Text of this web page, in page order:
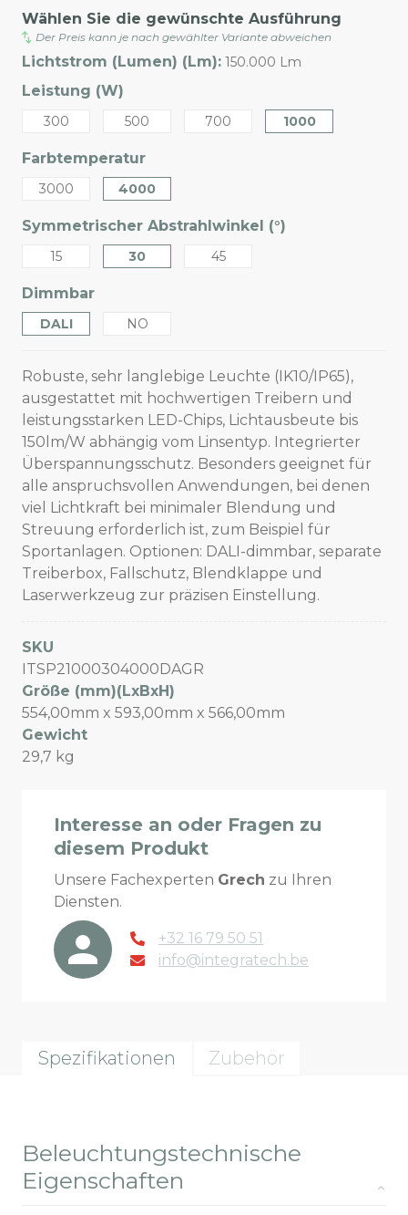
Wählen Sie die gewünschte Ausführung
Der Preis kann je nach gewählter Variante abweichen
Lichtstrom (Lumen) (Lm): 150.000 Lm
Leistung (W)
300 500 700 1000
Farbtemperatur
3000 4000
Symmetrischer Abstrahlwinkel (°)
15 30 45
Dimmbar
DALI NO
Robuste, sehr langlebige Leuchte (IK10/IP65),
ausgestattet mit hochwertigen Treibern und
leistungsstarken LED-Chips, Lichtausbeute bis
150lm/W abhängig vom Linsentyp. Integrierter
Überspannungsschutz. Besonders geeignet für
alle anspruchsvollen Anwendungen, bei denen
viel Lichtkraft bei minimaler Blendung und
Streuung erforderlich ist, zum Beispiel für
Sportanlagen. Optionen: DALI-dimmbar, separate
Treiberbox, Fallschutz, Blendklappe und
Laserwerkzeug zur präzisen Einstellung.
SKU
ITSP21000304000DAGR
Größe (mm)(LxBxH)
554,00mm x 593,00mm x 566,00mm
Gewicht
29,7 kg
Interesse an oder Fragen zu
diesem Produkt
Unsere Fachexperten Grech zu Ihren
Diensten.
+32 16 79 50 51
info@integratech.be
Spezifikationen Zubehör
Beleuchtungstechnische
Eigenschaften